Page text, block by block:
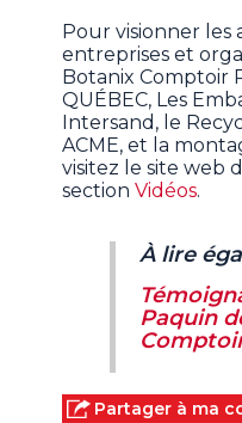
Pour visionner les
entreprises et
Botanix Comptoir
QUÉBEC, Les
Intersand, le
ACME, et la
visitez le site web
sectionVidéos.
À lire
Paquin
Partager à ma